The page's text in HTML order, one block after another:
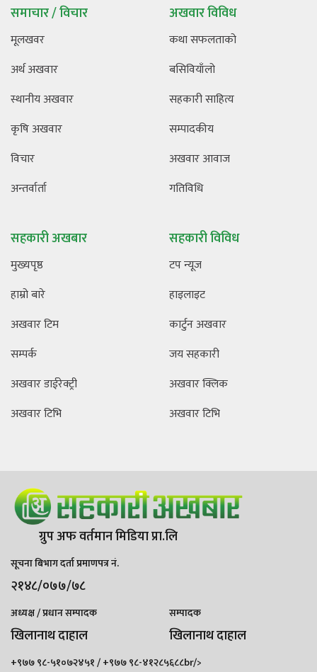
समाचार / विचार
मूलखवर
अर्थ अखवार
स्थानीय अखवार
कृषि अखवार
विचार
अन्तर्वार्ता
अखवार विविध
कथा सफलताको
बसिवियाँलो
सहकारी साहित्य
सम्पादकीय
अखवार आवाज
गतिविधि
सहकारी अखबार
मुख्यपृष्ठ
हाम्रो बारे
अखवार टिम
सम्पर्क
अखवार डाईरेक्ट्री
अखवार टिभि
सहकारी विविध
टप न्यूज
हाइलाइट
कार्टुन अखवार
जय सहकारी
अखवार क्लिक
अखवार टिभि
ग्रुप अफ वर्तमान मिडिया प्रा.लि
सूचना बिभाग दर्ता प्रमाणपत्र नं.
२१४८/०७७/७८
अध्यक्ष / प्रधान सम्पादक
खिलानाथ दाहाल
सम्पादक
खिलानाथ दाहाल
+९७७ ९८-५१०७२४५१ / +९७७ ९८-४१२८५६८८br/>